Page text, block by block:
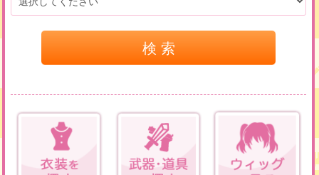
検 索